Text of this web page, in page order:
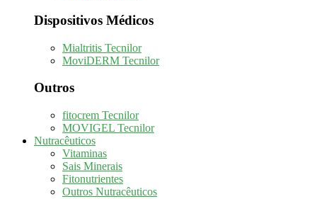
Dispositivos Médicos
Mialtritis Tecnilor
MoviDERM Tecnilor
Outros
fitocrem Tecnilor
MOVIGEL Tecnilor
Nutracêuticos
Vitaminas
Sais Minerais
Fitonutrientes
Outros Nutracêuticos